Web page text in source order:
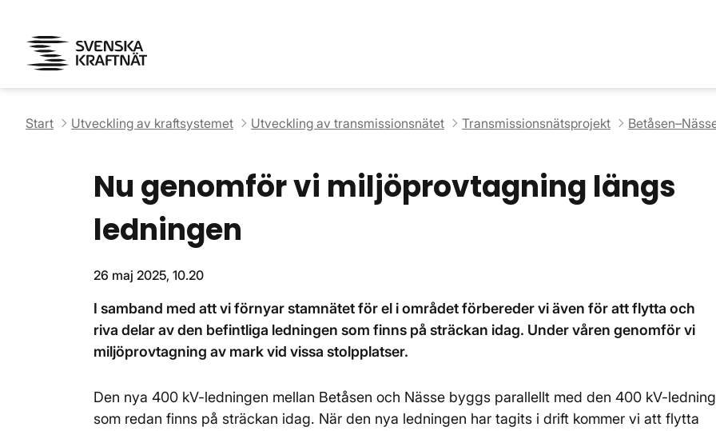
Start Utveckling av kraftsystemet Utveckling av transmissionsnätet Transmissionsnätsprojekt
Nu genomför vi miljöprovtagning längs
ledningen
26 maj 2025, 10.20
I samband med att vi förnyar stamnätet för el i området förbereder vi även för att flytta och
riva delar av den befintliga ledningen som finns på sträckan idag. Under våren genomför vi
miljöprovtagning av mark vid vissa stolpplatser.
Den nya 400 kV-ledningen mellan Betåsen och Nässe byggs parallellt med den 400 kV-ledning
som redan finns på sträckan idag. När den nya ledningen har tagits i drift kommer vi att flytta